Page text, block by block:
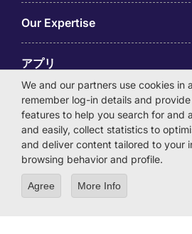
Our Expertise
アプリ
Employer Centre
© Michael Page International
Number 0104-01-043253
We and our partners use cookies in
remember log-in details and
features to help you search for and
and easily, collect statistics to
and deliver content tailored to your
browsing behavior and profile.
Agree More Info